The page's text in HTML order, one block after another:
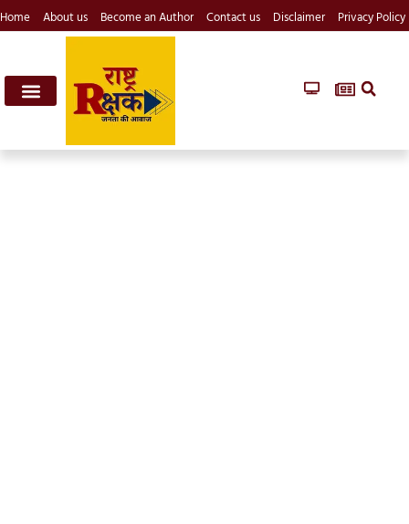
Home About us Become an Author Contact us Disclaimer Privacy Policy